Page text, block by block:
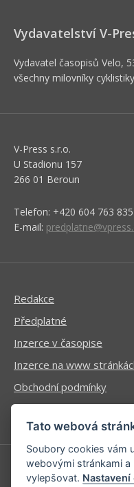
Vydavatelství V-
Vydavatel časopisů Velo,
všechny milovníky
V-Press s.r.o.
U Stadionu 157
266 01 Beroun
Telefon: +420 604 763 835
E-mail:
Redakce
Předplatné
Inzerce v časopise
Inzerce na www
Obchodní podmínky
Ochrana osobních údajů
Příhlášení | Registrace
Tato webová
Soubory cookies vám
webovými stránkami a
vylepšovat. Nastavení